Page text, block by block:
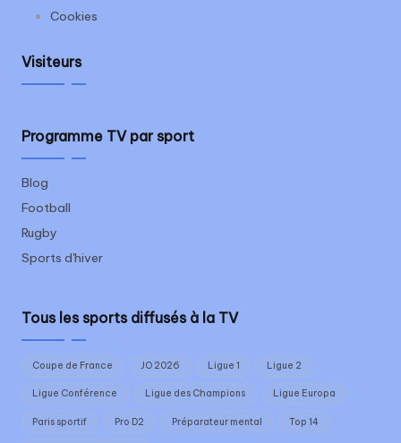
Cookies
Visiteurs
Programme TV par sport
Blog
Football
Rugby
Sports d'hiver
Tous les sports diffusés à la TV
Coupe de France JO 2026 Ligue 1 Ligue 2
Ligue Conférence Ligue des Champions Ligue Europa
Paris sportif Pro D2 Préparateur mental Top 14